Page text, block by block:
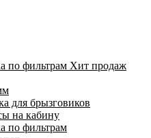
по фильтрам Хит продаж
для брызговиков
на кабину
по фильтрам